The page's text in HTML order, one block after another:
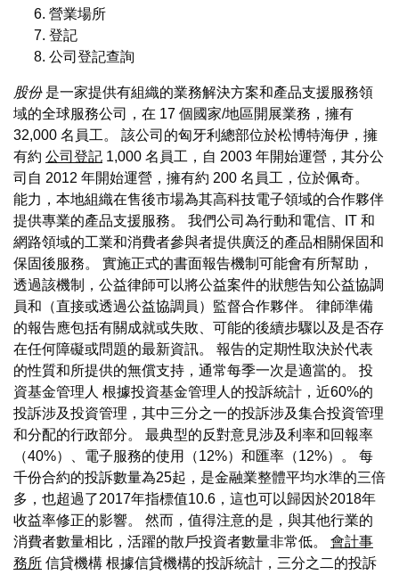
營業場所
登記
公司登記查詢
股份是一家提供有組織的業務解決方案和產品支援服務領
域的全球服務公司，在 17 個國家/地區開展業務，擁有
32,000 名員工。 該公司的匈牙利總部位於松博特海伊，擁
有約 公司登記 1,000 名員工，自 2003 年開始運營，其分公
司自 2012 年開始運營，擁有約 200 名員工，位於佩奇。
能力，本地組織在售後市場為其高科技電子領域的合作夥伴
提供專業的產品支援服務。 我們公司為行動和電信、IT 和
網路領域的工業和消費者參與者提供廣泛的產品相關保固和
保固後服務。 實施正式的書面報告機制可能會有所幫助，
透過該機制，公益律師可以將公益案件的狀態告知公益協調
員和（直接或透過公益協調員）監督合作夥伴。 律師準備
的報告應包括有關成就或失敗、可能的後續步驟以及是否存
在任何障礙或問題的最新資訊。 報告的定期性取決於代表
的性質和所提供的無償支持，通常每季一次是適當的。 投
資基金管理人 根據投資基金管理人的投訴統計，近60%的
投訴涉及投資管理，其中三分之一的投訴涉及集合投資管理
和分配的行政部分。 最典型的反對意見涉及利率和回報率
（40%）、電子服務的使用（12%）和匯率（12%）。 每
千份合約的投訴數量為25起，是金融業整體平均水準的三倍
多，也超過了2017年指標值10.6，這也可以歸因於2018年
收益率修正的影響。 然而，值得注意的是，與其他行業的
消費者數量相比，活躍的散戶投資者數量非常低。 會計事
務所 信貸機構 根據信貸機構的投訴統計，三分之二的投訴